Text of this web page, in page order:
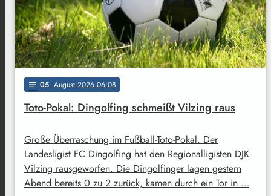
notes 05. August 2026 06:08
Toto-Pokal: Dingolfing schmeißt Vilzing raus
Große Überraschung im Fußball-Toto-Pokal. Der
Landesligist FC Dingolfing hat den Regionalligisten DJK
Vilzing rausgeworfen. Die Dingolfinger lagen gestern
Abend bereits 0 zu 2 zurück, kamen durch ein Tor in …